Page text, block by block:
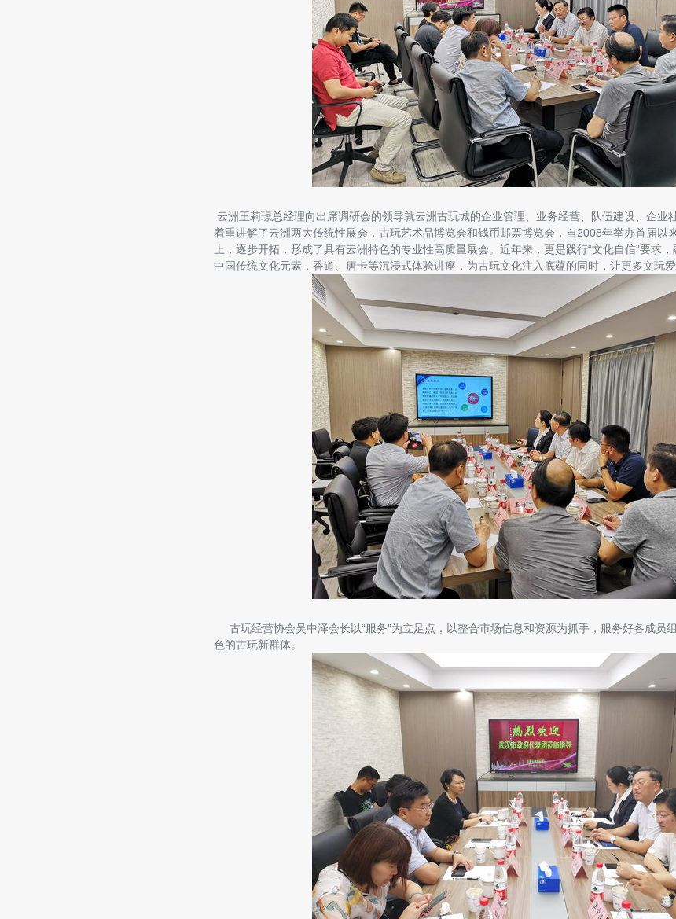
云洲王莉璟总经理向出席调研会的领导就云洲古玩城的企业管理、业务经营、队伍建设、企业
着重讲解了云洲两大传统性展会，古玩艺术品博览会和钱币邮票博览会，自2008年举办首届以
上，逐步开拓，形成了具有云洲特色的专业性高质量展会。近年来，更是践行“文化自信”要求
中国传统文化元素，香道、唐卡等沉浸式体验讲座，为古玩文化注入底蕴的同时，让更多文玩爱
古玩经营协会吴中泽会长以“服务”为立足点，以整合市场信息和资源为抓手，服务好各成员
色的古玩新群体。